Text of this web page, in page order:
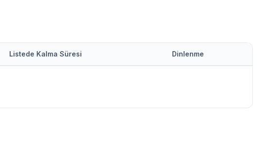
Listede Kalma Süresi Dinlenme